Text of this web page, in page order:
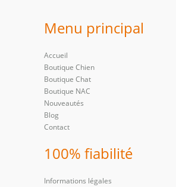
Menu principal
Accueil
Boutique Chien
Boutique Chat
Boutique NAC
Nouveautés
Blog
Contact
100% fiabilité
Informations légales